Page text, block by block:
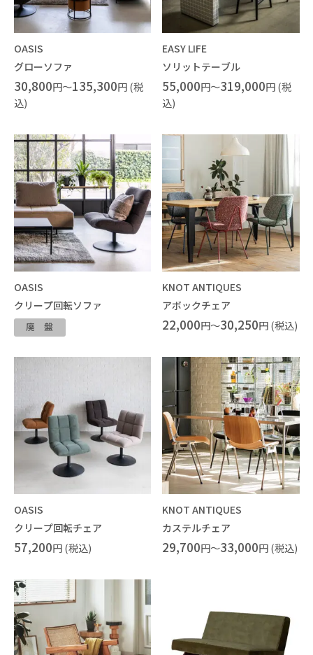
OASIS
グローソファ
30,800円～135,300円 (税
込)
EASY LIFE
ソリットテーブル
55,000円～319,000円 (税
込)
OASIS
クリープ回転ソファ
廃盤
KNOT ANTIQUES
アボックチェア
22,000円～30,250円 (税込)
OASIS
クリープ回転チェア
57,200円 (税込)
KNOT ANTIQUES
カステルチェア
29,700円～33,000円 (税込)